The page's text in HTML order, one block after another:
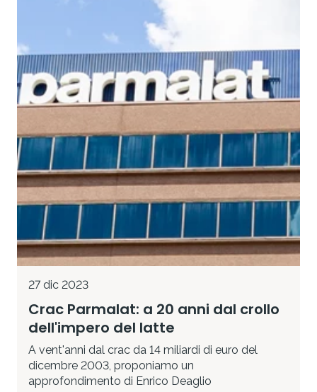
27 dic 2023
Crac Parmalat: a 20 anni dal crollo
dell'impero del latte
A vent'anni dal crac da 14 miliardi di euro del
dicembre 2003, proponiamo un
approfondimento di Enrico Deaglio